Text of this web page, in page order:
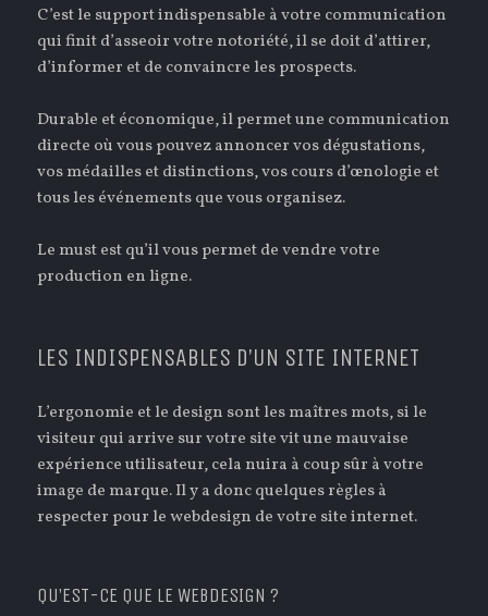
C’est le support indispensable à votre communication
qui finit d’asseoir votre notoriété, il se doit d’attirer,
d’informer et de convaincre les prospects.
Durable et économique, il permet une communication
directe où vous pouvez annoncer vos dégustations,
vos médailles et distinctions, vos cours d’œnologie et
tous les événements que vous organisez.
Le must est qu’il vous permet de vendre votre
production en ligne.
LES INDISPENSABLES D’UN SITE INTERNET
L’ergonomie et le design sont les maîtres mots, si le
visiteur qui arrive sur votre site vit une mauvaise
expérience utilisateur, cela nuira à coup sûr à votre
image de marque. Il y a donc quelques règles à
respecter pour le webdesign de votre site internet.
QU’EST-CE QUE LE WEBDESIGN ?